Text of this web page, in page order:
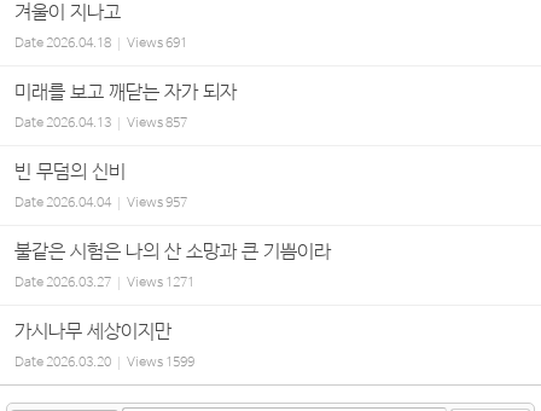
겨울이 지나고
Date2026.04.18 Views691
미래를 보고 깨닫는 자가 되자
Date2026.04.13 Views857
빈 무덤의 신비
Date2026.04.04 Views957
불같은 시험은 나의 산 소망과 큰 기쁨이라
Date2026.03.27 Views 1271
가시나무 세상이지만
Date2026.03.20 Views 1599